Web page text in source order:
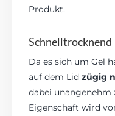
Produkt.
Schnelltrocknend
Da es sich um Gel
auf dem Lidzügig
dabei unangenehm
Eigenschaft wird